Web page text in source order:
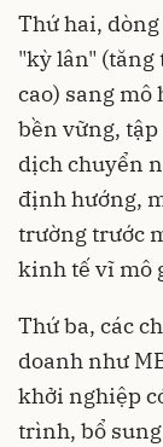
Thứ hai,
"kỳ lân" (tăng
cao) sang
bền vững,
dịch chuyển
định hướng,
trường trước
kinh tế vĩ mô
Thứ ba, các
doanh như
khởi nghiệp
trình, bổ